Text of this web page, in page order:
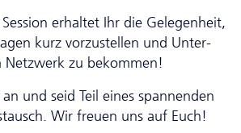
erhaltet Ihr die Gelegenheit,
kurz vorzustellen und Unter­
Netzwerk zu bekommen!
und seid Teil eines spannenden
Wir freuen uns auf Euch!